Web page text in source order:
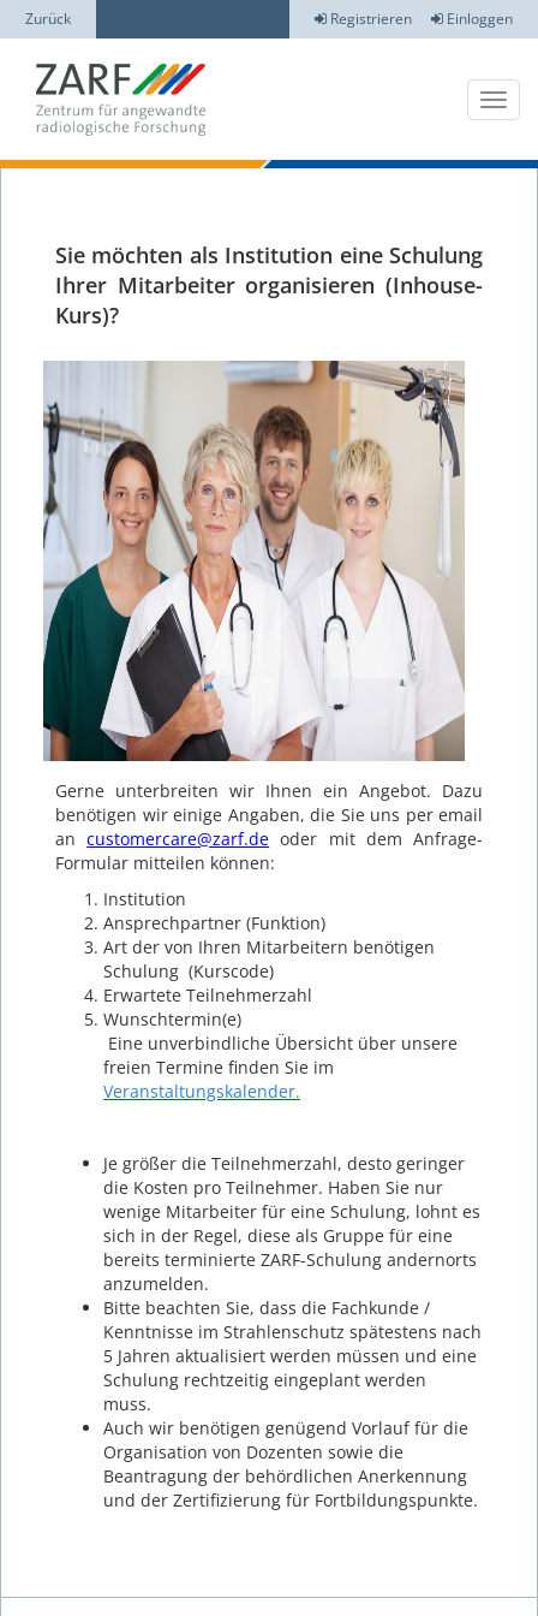
Zurück Registrieren Einloggen
Sie möchten als Institution eine Schulung
Ihrer Mitarbeiter organisieren (Inhouse-
Kurs)?
Gerne unterbreiten wir Ihnen ein Angebot. Dazu
benötigen wir einige Angaben, die Sie uns per email
ancustomercare@zarf.de oder mit dem Anfrage-
Formular mitteilen können:
Institution
Ansprechpartner (Funktion)
Art der von Ihren Mitarbeitern benötigen
Schulung (Kurscode)
Erwartete Teilnehmerzahl
Wunschtermin(e)
Eine unverbindliche Übersicht über unsere
freien Termine finden Sie im
Veranstaltungskalender.
Je größer die Teilnehmerzahl, desto geringer
die Kosten pro Teilnehmer. Haben Sie nur
wenige Mitarbeiter für eine Schulung, lohnt es
sich in der Regel, diese als Gruppe für eine
bereits terminierte ZARF-Schulung andernorts
anzumelden.
Bitte beachten Sie, dass die Fachkunde /
Kenntnisse im Strahlenschutz spätestens nach
5 Jahren aktualisiert werden müssen und eine
Schulung rechtzeitig eingeplant werden
muss.
Auch wir benötigen genügend Vorlauf für die
Organisation von Dozenten sowie die
Beantragung der behördlichen Anerkennung
und der Zertifizierung für Fortbildungspunkte.